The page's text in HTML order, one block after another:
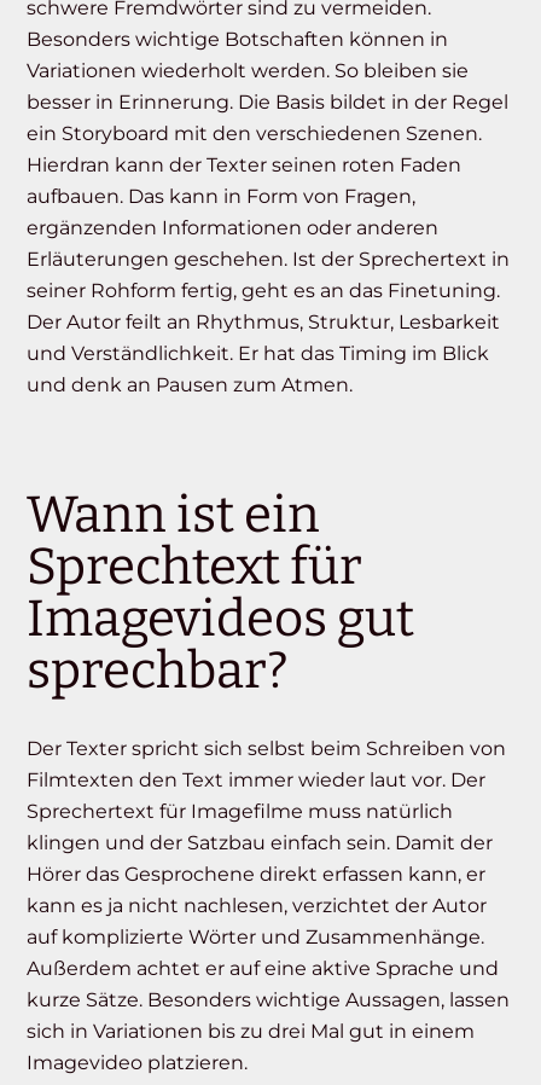
schwere Fremdwörter sind zu vermeiden.
Besonders wichtige Botschaften können in
Variationen wiederholt werden. So bleiben sie
besser in Erinnerung. Die Basis bildet in der Regel
ein Storyboard mit den verschiedenen Szenen.
Hierdran kann der Texter seinen roten Faden
aufbauen. Das kann in Form von Fragen,
ergänzenden Informationen oder anderen
Erläuterungen geschehen. Ist der Sprechertext in
seiner Rohform fertig, geht es an das Finetuning.
Der Autor feilt an Rhythmus, Struktur, Lesbarkeit
und Verständlichkeit. Er hat das Timing im Blick
und denk an Pausen zum Atmen.
Wann ist ein
Sprechtext für
Imagevideos gut
sprechbar?
Der Texter spricht sich selbst beim Schreiben von
Filmtexten den Text immer wieder laut vor. Der
Sprechertext für Imagefilme muss natürlich
klingen und der Satzbau einfach sein. Damit der
Hörer das Gesprochene direkt erfassen kann, er
kann es ja nicht nachlesen, verzichtet der Autor
auf komplizierte Wörter und Zusammenhänge.
Außerdem achtet er auf eine aktive Sprache und
kurze Sätze. Besonders wichtige Aussagen, lassen
sich in Variationen bis zu drei Mal gut in einem
Imagevideo platzieren.